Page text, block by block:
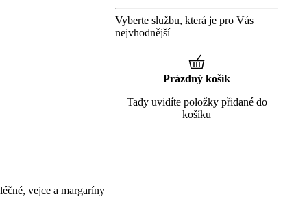
vejce a margaríny
Vyberte službu, která je pro Vás
nejvhodnější
Prázdný košík
Tady uvidíte položky přidané do
košíku